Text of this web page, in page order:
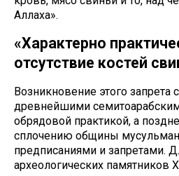
Аллаха».
«Характерно
отсутствие костей
Возникновение этого запрета
древнейшими
обрядовой практикой, а
сплочению общины
предписаниями и запретами.
археологических памятников